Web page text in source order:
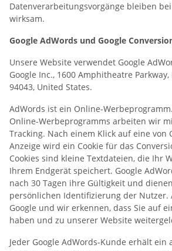
Datenverarbeitungsvorgänge bleiben
wirksam.
Google AdWords und Google
Unsere Website verwendet Google
Google Inc., 1600 Amphitheatre
94043, United States.
AdWords ist ein Online-
Online-Werbeprogramms arbeiten wir
Tracking. Nach einem Klick auf eine von
Anzeige wird ein Cookie für das
Cookies sind kleine Textdateien, die Ihr
Ihrem Endgerät speichert. Google
nach 30 Tagen ihre Gültigkeit und
persönlichen Identifizierung der Nutzer.
Google und wir erkennen, dass Sie auf
haben und zu unserer Website
Jeder Google AdWords-Kunde erhält ein